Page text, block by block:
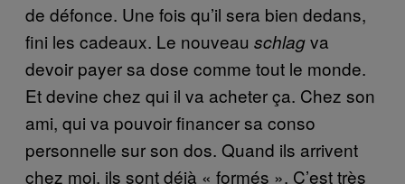
de défonce. Une fois qu’il sera bien dedans,
fini les cadeaux. Le nouveau schlagva
devoir payer sa dose comme tout le monde.
Et devine chez qui il va acheter ça. Chez son
ami, qui va pouvoir financer sa conso
personnelle sur son dos. Quand ils arrivent
chez moi, ils sont déjà « formés ». C’est très